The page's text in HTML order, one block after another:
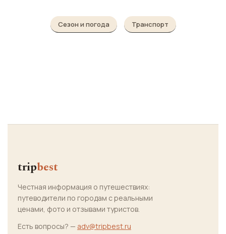
Сезон и погода Транспорт
tripbest
Честная информация о путешествиях:
путеводители по городам с реальными
ценами, фото и отзывами туристов.
Есть вопросы? — adv@tripbest.ru